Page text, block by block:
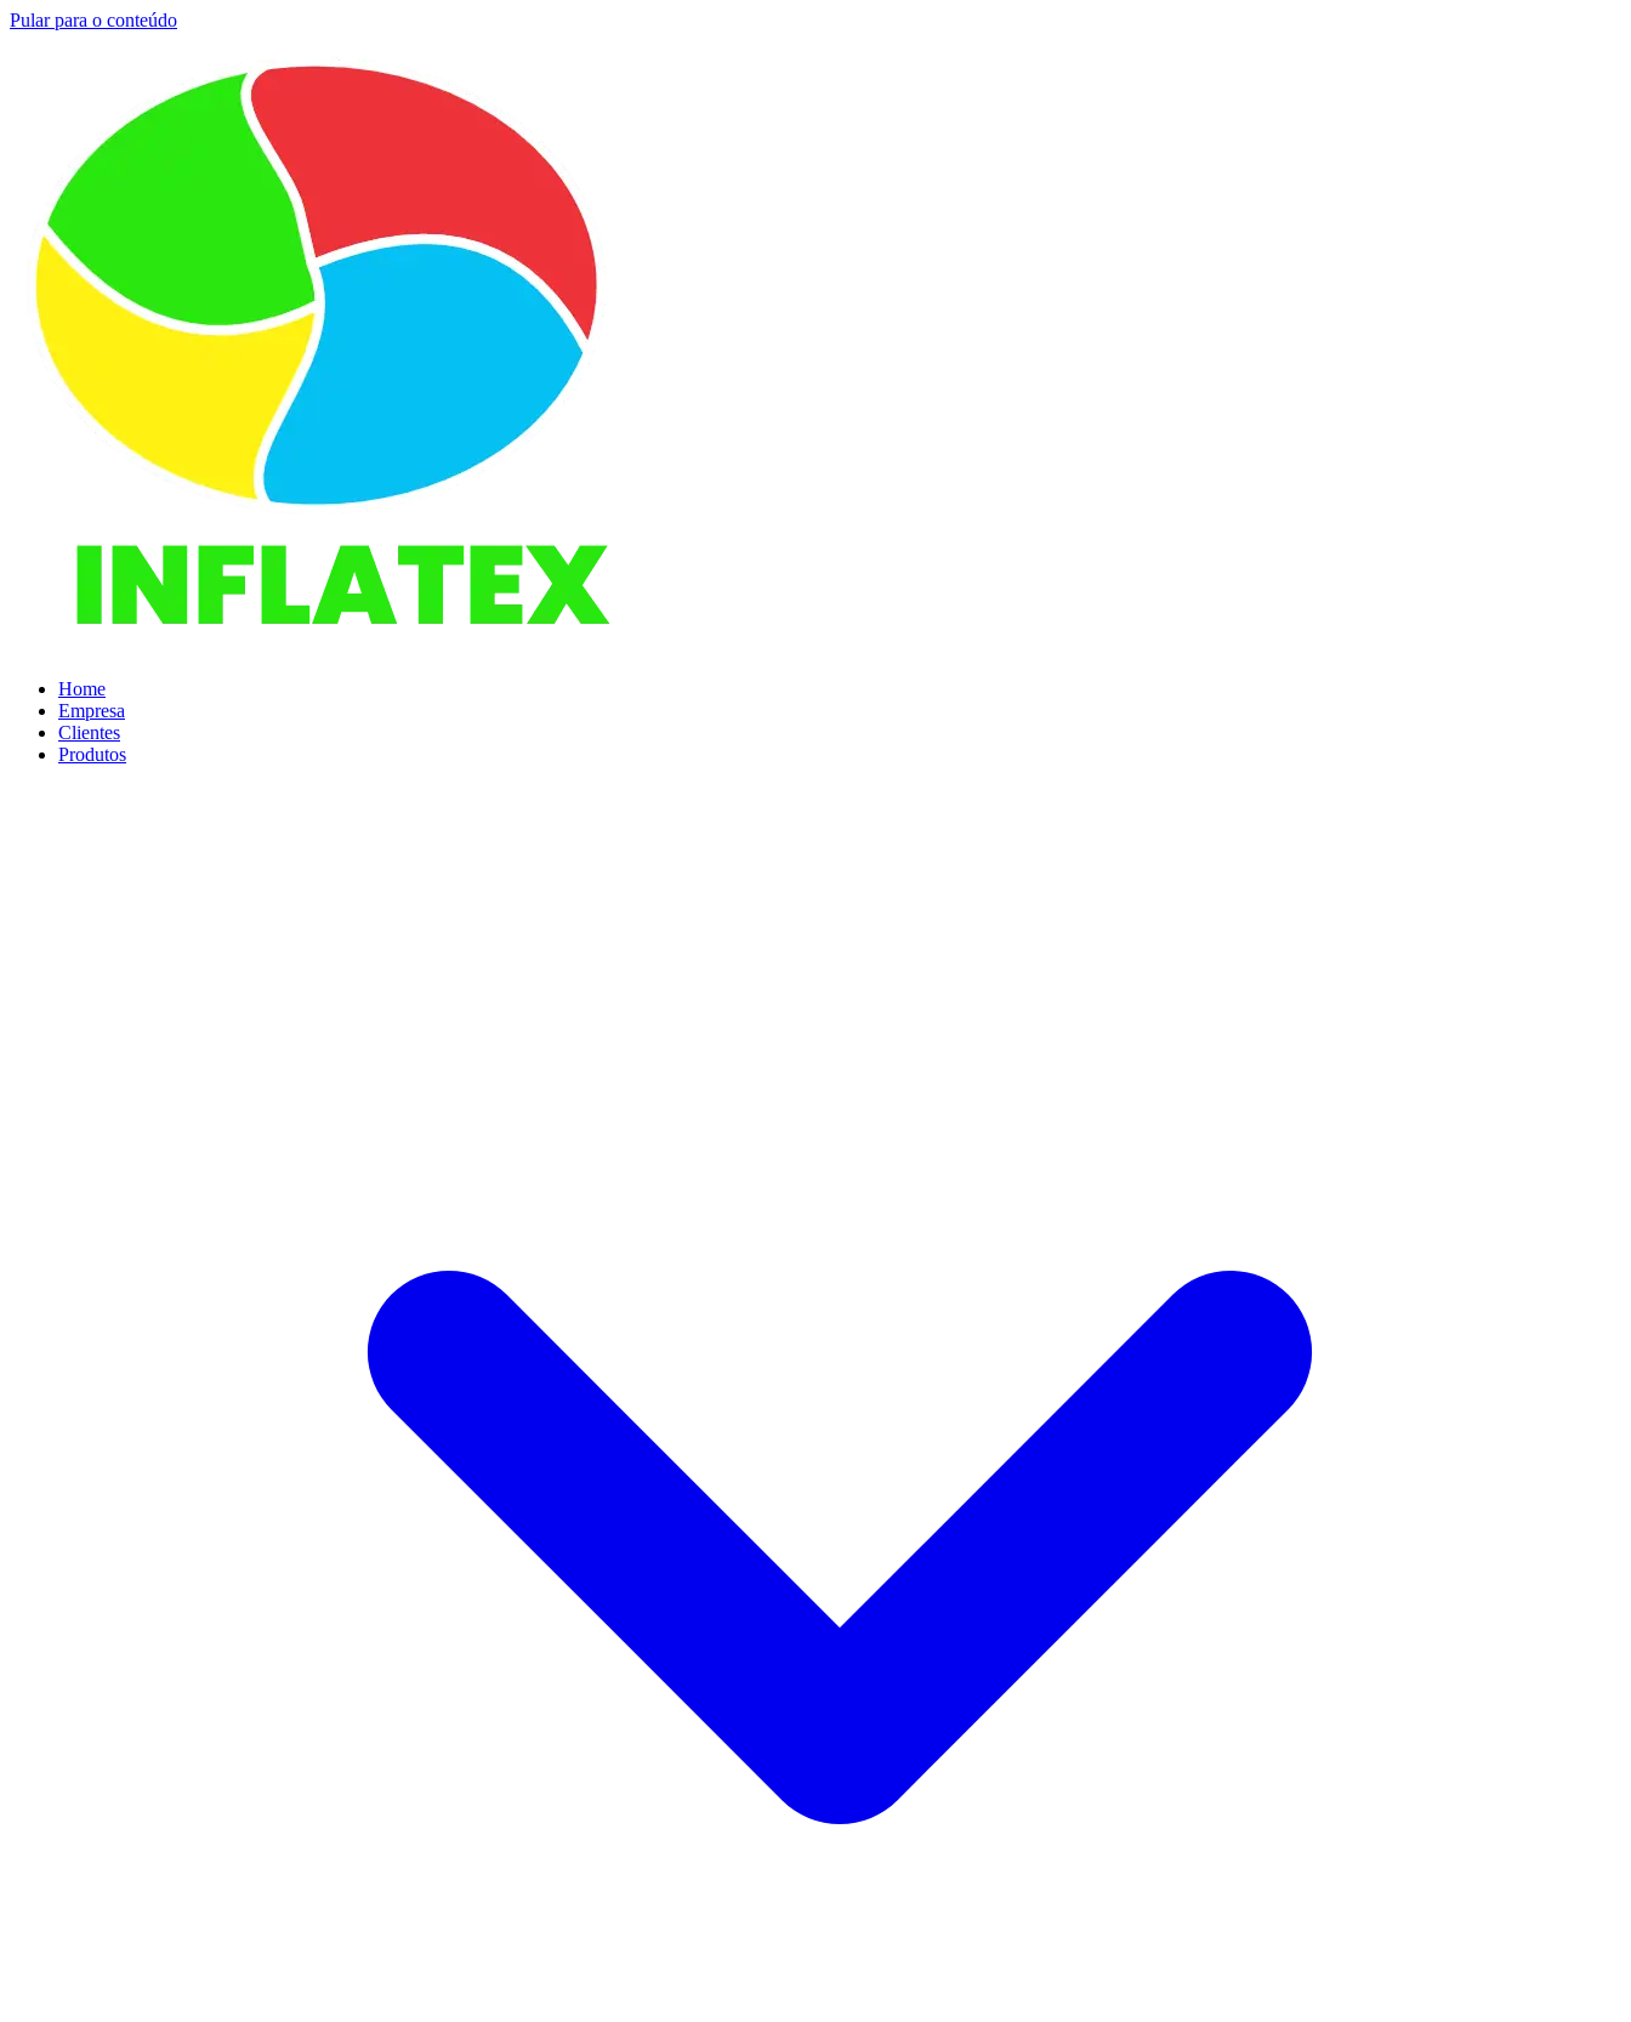
Pular para o conteúdo
Home
Empresa
Clientes
Produtos